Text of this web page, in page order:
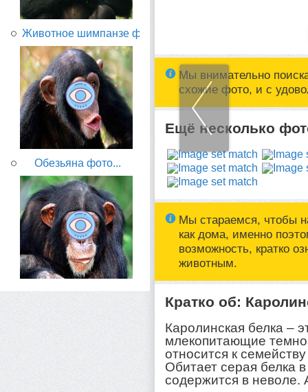
Животное шимпанзе фото...
Обезьяна фото...
Мы внимательно
схожие фото, и с
Ещё несколько
Мы стараемся, чтобы
как дома, именно
возможность, кратко
животным.
Кратко об:
Каролинская белка –
млекопитающие
относится к
Обитает серая белка
содержится в